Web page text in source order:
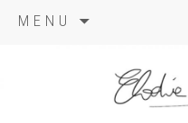
MENU